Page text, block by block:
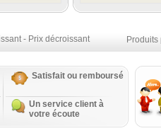
- Prix décroissant Produits
Satisfait ou remboursé
Un service client à
votre écoute